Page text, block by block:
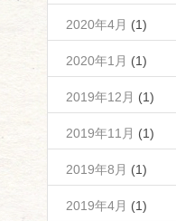
2020年4月 (1)
2020年1月 (1)
2019年12月 (1)
2019年11月 (1)
2019年8月 (1)
2019年4月 (1)